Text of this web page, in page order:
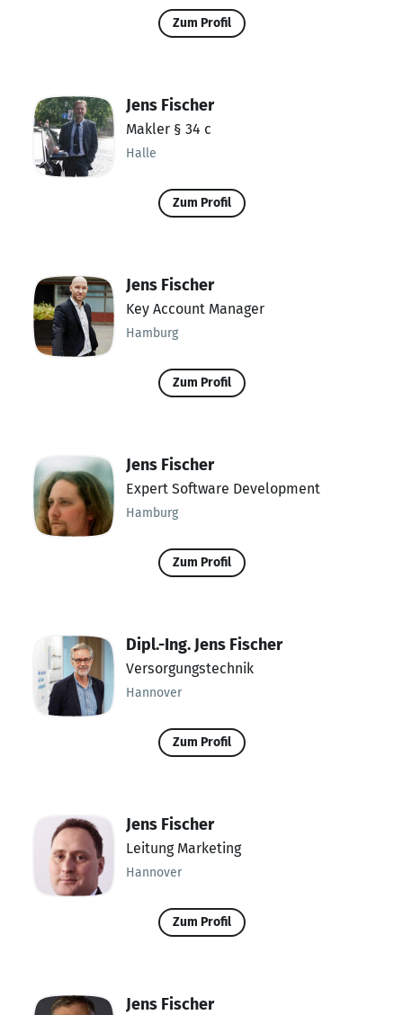
Zum Profil
Jens Fischer
Makler § 34 c
Halle
Zum Profil
Jens Fischer
Key Account Manager
Hamburg
Zum Profil
Jens Fischer
Expert Software Development
Hamburg
Zum Profil
Dipl.-Ing. Jens Fischer
Versorgungstechnik
Hannover
Zum Profil
Jens Fischer
Leitung Marketing
Hannover
Zum Profil
Jens Fischer